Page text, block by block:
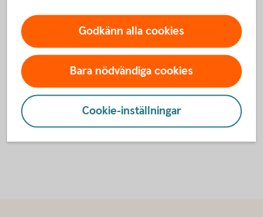
godkänna cookies för Funktioner, prestanda
och statistik.
Inställningar för cookies
Godkänn alla cookies
Bara nödvändiga cookies
Cookie-inställningar